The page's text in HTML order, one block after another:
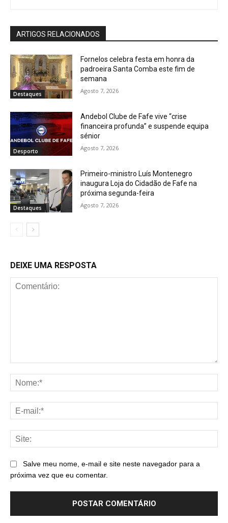
ARTIGOS RELACIONADOS
Destaques
Fornelos celebra festa em honra da
padroeira Santa Comba este fim de
semana
Agosto 7, 2026
Desporto
Andebol Clube de Fafe vive “crise
financeira profunda” e suspende equipa
sénior
Agosto 7, 2026
Destaques
Primeiro-ministro Luís Montenegro
inaugura Loja do Cidadão de Fafe na
próxima segunda-feira
Agosto 7, 2026
DEIXE UMA RESPOSTA
Salve meu nome, e-mail e site neste navegador para a
próxima vez que eu comentar.